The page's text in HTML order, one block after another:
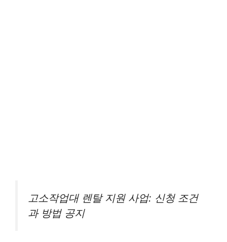
고소작업대 렌탈 지원 사업: 신청 조건
과 방법 공지